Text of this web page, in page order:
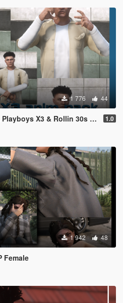
1 776 44
X3 & Rollin 30s / 90s. 1.0
1 942 48
Female